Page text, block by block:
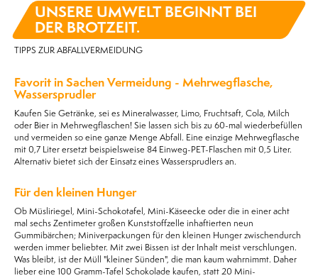
UNSERE UMWELT BEGINNT BEI
DER BROTZEIT.
TIPPS ZUR ABFALLVERMEIDUNG
Favorit in Sachen Vermeidung - Mehrwegflasche,
Wassersprudler
Kaufen Sie Getränke, sei es Mineralwasser, Limo, Fruchtsaft, Cola, Milch
oder Bier in Mehrwegflaschen! Sie lassen sich bis zu 60-mal wiederbefüllen
und vermeiden so eine ganze Menge Abfall. Eine einzige Mehrwegflasche
mit 0,7 Liter ersetzt beispielsweise 84 Einweg-PET-Flaschen mit 0,5 Liter.
Alternativ bietet sich der Einsatz eines Wassersprudlers an.
Für den kleinen Hunger
Ob Müsliriegel, Mini-Schokotafel, Mini-Käseecke oder die in einer acht
mal sechs Zentimeter großen Kunststoffzelle inhaftierten neun
Gummibärchen; Miniverpackungen für den kleinen Hunger zwischendurch
werden immer beliebter. Mit zwei Bissen ist der Inhalt meist verschlungen.
Was bleibt, ist der Müll "kleiner Sünden", die man kaum wahrnimmt. Daher
lieber eine 100 Gramm-Tafel Schokolade kaufen, statt 20 Mini-